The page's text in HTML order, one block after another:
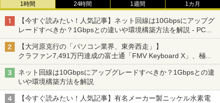
1時間 24時間 1週間 1カ月
【今すぐ読みたい！人気記事】ネット回線は10Gbpsにアップグ
レードすべきか？1Gbpsとの違いや環境構築方法を解説 - PC
Watch
【大河原克行の「パソコン業界、東奔西走」】
クラファン7,491万円達成の富士通「FMV Keyboard X」、極限
の静音化を追求
ネット回線は10Gbpsにアップグレードすべきか？1Gbpsとの違
いや環境構築方法を解説
【今すぐ読みたい！人気記事】有名メーカー製ニッケル水素電